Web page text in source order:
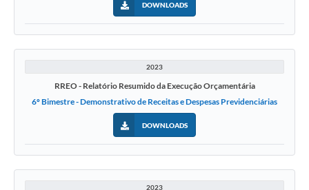
DOWNLOADS
2023
RREO - Relatório Resumido da Execução Orçamentária
6º Bimestre - Demonstrativo de Receitas e Despesas Previdenciárias
DOWNLOADS
2023